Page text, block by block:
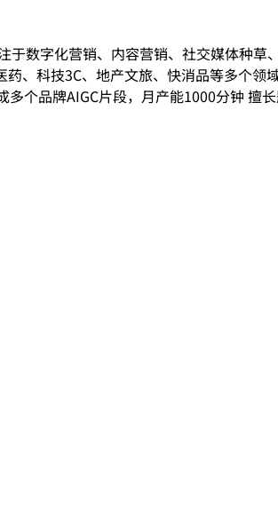
数字化营销、内容营销、社交媒体种
、科技3C、地产文旅、快消品等多个
个品牌AIGC片段，月产能1000分钟 擅